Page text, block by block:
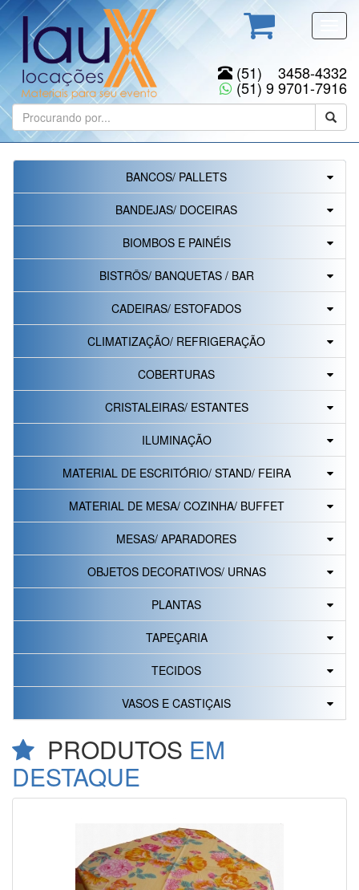
(51) 3458-4332
(51) 9 9701-7916
BANCOS/ PALLETS
BANDEJAS/ DOCEIRAS
BIOMBOS E PAINÉIS
BISTRÔS/ BANQUETAS / BAR
CADEIRAS/ ESTOFADOS
CLIMATIZAÇÃO/ REFRIGERAÇÃO
COBERTURAS
CRISTALEIRAS/ ESTANTES
ILUMINAÇÃO
MATERIAL DE ESCRITÓRIO/ STAND/ FEIRA
MATERIAL DE MESA/ COZINHA/ BUFFET
MESAS/ APARADORES
OBJETOS DECORATIVOS/ URNAS
PLANTAS
TAPEÇARIA
TECIDOS
VASOS E CASTIÇAIS
PRODUTOS EM
DESTAQUE